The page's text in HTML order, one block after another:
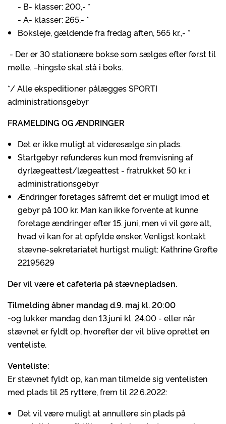
- B- klasser: 200,- *
- A- klasser: 265,- *
Boksleje, gældende fra fredag aften, 565 kr.,- *
- Der er 30 stationære bokse som sælges efter først til
mølle. –hingste skal stå i boks.
*/ Alle ekspeditioner pålægges SPORTI
administrationsgebyr
FRAMELDING OG ÆNDRINGER
Det er ikke muligt at videresælge sin plads.
Startgebyr refunderes kun mod fremvisning af
dyrlægeattest/lægeattest - fratrukket 50 kr. i
administrationsgebyr
Ændringer foretages såfremt det er muligt imod et
gebyr på 100 kr. Man kan ikke forvente at kunne
foretage ændringer efter 15. juni, men vi vil gøre alt,
hvad vi kan for at opfylde ønsker. Venligst kontakt
stævne-sekretariatet hurtigst muligt: Kathrine Grøfte
22195629
Der vil være et cafeteria på stævnepladsen.
Tilmelding åbner mandag d.9. maj kl. 20:00
-og lukker mandag den 13.juni kl. 24.00 - eller når
stævnet er fyldt op, hvorefter der vil blive oprettet en
venteliste.
Venteliste:
Er stævnet fyldt op, kan man tilmelde sig ventelisten
med plads til 25 ryttere, frem til 22.6.2022:
Det vil være muligt at annullere sin plads på